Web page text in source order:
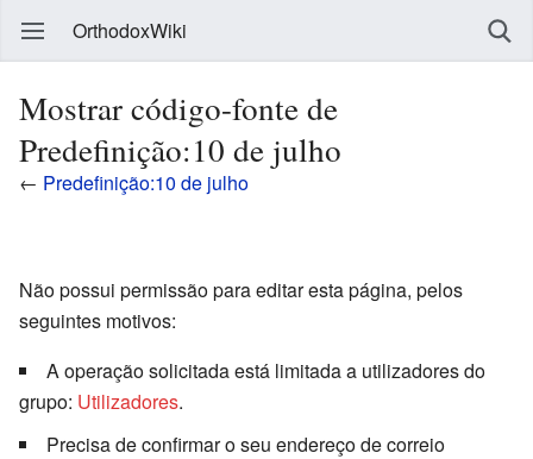
OrthodoxWiki
Mostrar código-fonte de
Predefinição:10 de julho
← Predefinição:10 de julho
Não possui permissão para editar esta página, pelos
seguintes motivos:
A operação solicitada está limitada a utilizadores do
grupo: Utilizadores.
Precisa de confirmar o seu endereço de correio